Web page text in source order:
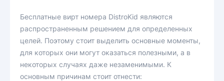
Бесплатные вирт номера DistroKid являются
распространенным решением для определенных
целей. Поэтому стоит выделить основные моменты,
для которых они могут оказаться полезными, а в
некоторых случаях даже незаменимыми. К
основным причинам стоит отнести: